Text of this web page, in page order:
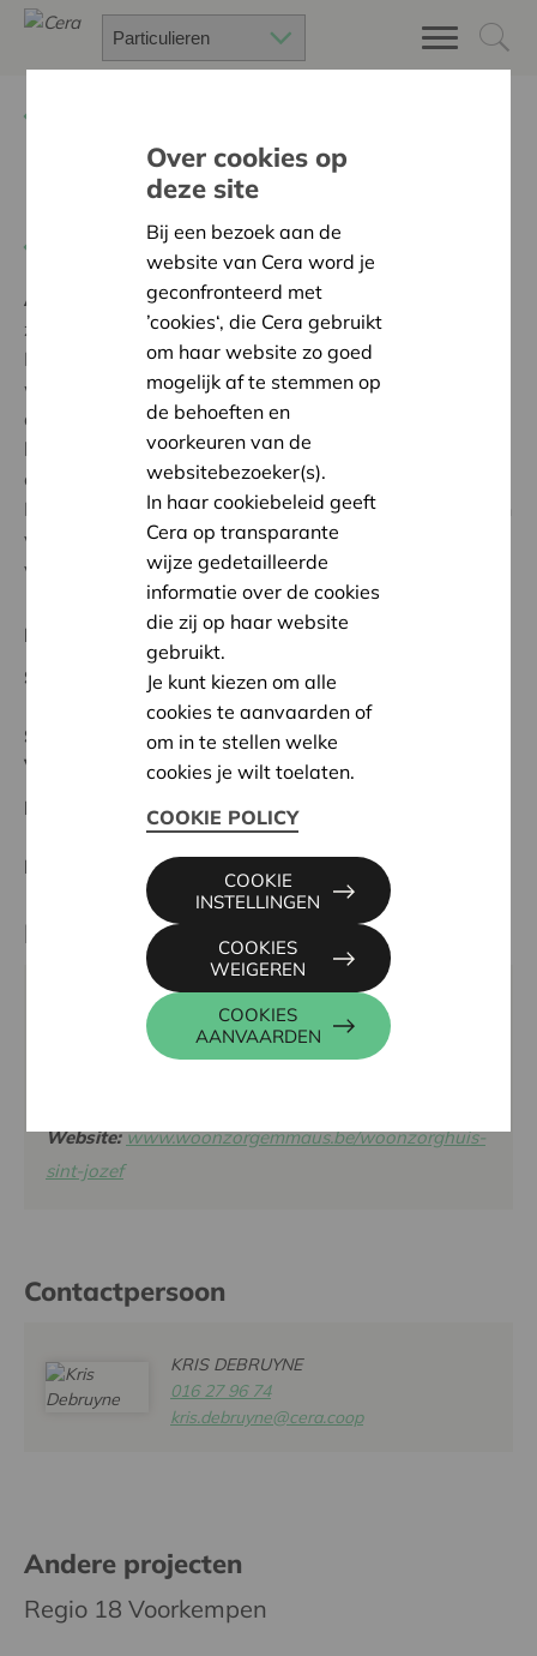
Dementievriendelijk Wonen
Terug naar overzicht
Ambitie:
Een solidaire, respectvolle samenleving
zonder drempels
Dankzij de financiële steun van Cera hebben wij onze
woning voor bewoners met een zware vorm van
dementie huiselijker en gezelliger kunnen maken. Er
heerst nu meer rust in deze woning dankzij het
opvolgen van het advies van een interieurexpert
Dementie. De ruimtes zijn nu herkenbaarder geworden
voor onze bewoners en er werd aangepaste decoratie
voorzien.
Regionaal Project
Startdatum:
06/05/2024
Status:
Volledig
Voorkempen
Datum:
06/05/2024
Beslissing: Goedgekeurd
Partner
WZH SINT JOZEF EMMAUS, KRUIZEMUNT 15, 2160
WOMMELGEM
Website: www.woonzorgemmaus.be/woonzorghuis-
sint-jozef
Contactpersoon
KRIS DEBRUYNE
016 27 96 74
kris.debruyne@cera.coop
Andere projecten
Regio 18 Voorkempen
Over cookies op
deze site
Bij een bezoek aan de
website van Cera word je
geconfronteerd met
’cookies‘, die Cera gebruikt
om haar website zo goed
mogelijk af te stemmen op
de behoeften en
voorkeuren van de
websitebezoeker(s).
In haar cookiebeleid geeft
Cera op transparante
wijze gedetailleerde
informatie over de cookies
die zij op haar website
gebruikt.
Je kunt kiezen om alle
cookies te aanvaarden of
om in te stellen welke
cookies je wilt toelaten.
COOKIE POLICY
COOKIES
AANVAARDEN
COOKIES
WEIGEREN
COOKIE
INSTELLINGEN